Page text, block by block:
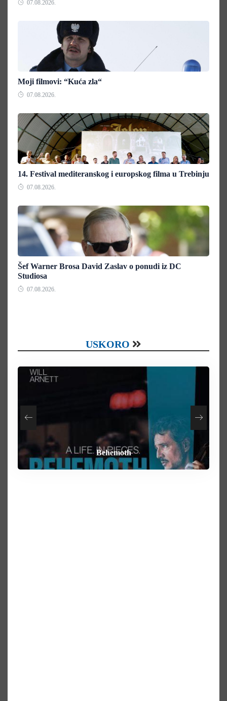
07.08.2026.
Moji filmovi: “Kuća zla“
07.08.2026.
14. Festival mediteranskog i europskog filma u Trebinju
07.08.2026.
Šef Warner Brosa David Zaslav o ponudi iz DC
Studiosa
07.08.2026.
USKORO
Heart of the Beast
Behemoth
How To Rob A Bank
By Any Means